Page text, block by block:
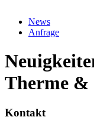
News
Anfrage
Therme
Kontakt